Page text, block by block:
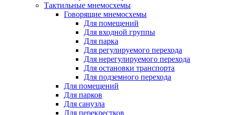
Тактильные мнемосхемы
Говорящие мнемосхемы
Для помещений
Для входной группы
Для парка
Для регулируемого перехода
Для нерегулируемого перехода
Для остановки транспорта
Для подземного перехода
Для помещений
Для парков
Для санузла
Для перекрестков